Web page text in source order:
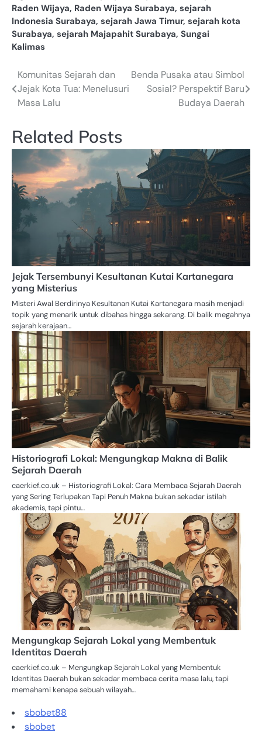
Raden Wijaya, Raden Wijaya Surabaya, sejarah
Indonesia Surabaya, sejarah Jawa Timur, sejarah kota
Surabaya, sejarah Majapahit Surabaya, Sungai
Kalimas
Post
navigation
Komunitas Sejarah dan
Jejak Kota Tua: Menelusuri
Masa Lalu
Benda Pusaka atau Simbol
Sosial? Perspektif Baru
Budaya Daerah
Related Posts
Jejak Tersembunyi Kesultanan Kutai Kartanegara
yang Misterius
Misteri Awal Berdirinya Kesultanan Kutai Kartanegara masih menjadi
topik yang menarik untuk dibahas hingga sekarang. Di balik megahnya
sejarah kerajaan…
Historiografi Lokal: Mengungkap Makna di Balik
Sejarah Daerah
caerkief.co.uk – Historiografi Lokal: Cara Membaca Sejarah Daerah
yang Sering Terlupakan Tapi Penuh Makna bukan sekadar istilah
akademis, tapi pintu…
Mengungkap Sejarah Lokal yang Membentuk
Identitas Daerah
caerkief.co.uk – Mengungkap Sejarah Lokal yang Membentuk
Identitas Daerah bukan sekadar membaca cerita masa lalu, tapi
memahami kenapa sebuah wilayah…
sbobet88
sbobet